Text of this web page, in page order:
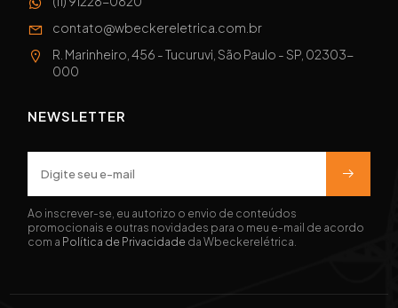
contato@wbeckereletrica.com.br
R. Marinheiro, 456 - Tucuruvi, São Paulo - SP, 02303-
000
NEWSLETTER
Ao inscrever-se, eu autorizo o envio de conteúdos
promocionais e outras novidades para o meu e-mail de acordo
com a Política de Privacidade da Wbeckerelétrica.